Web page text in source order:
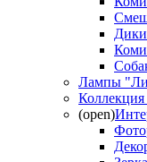
Лампы
(open)